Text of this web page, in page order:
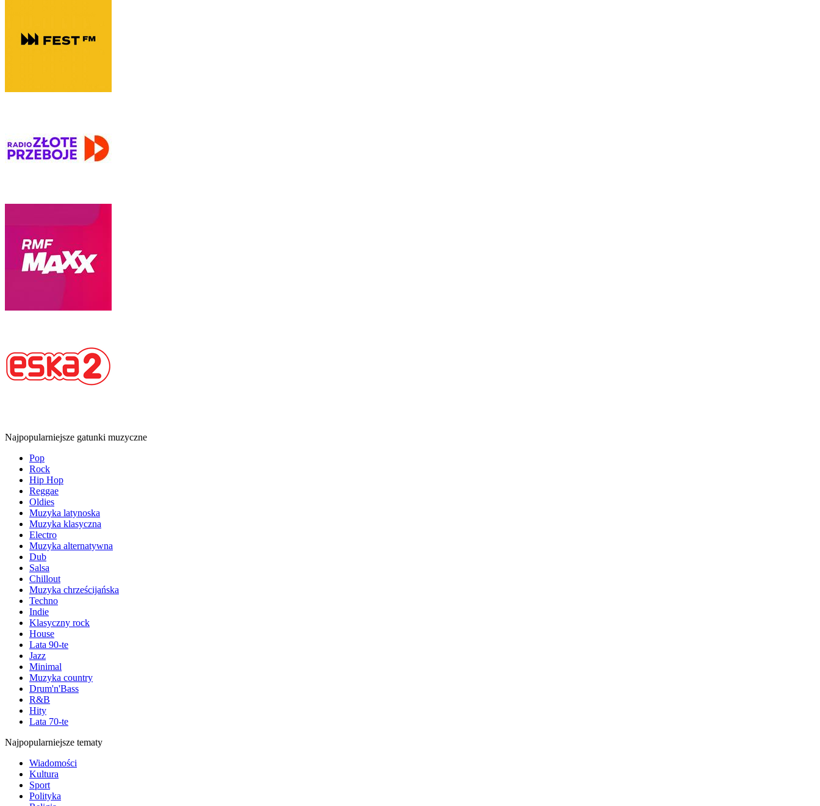
Najpopularniejsze gatunki muzyczne
Pop
Rock
Hip Hop
Reggae
Oldies
Muzyka latynoska
Muzyka klasyczna
Electro
Muzyka alternatywna
Dub
Salsa
Chillout
Muzyka chrześcijańska
Techno
Indie
Klasyczny rock
House
Lata 90-te
Jazz
Minimal
Muzyka country
Drum'n'Bass
R&B
Hity
Lata 70-te
Najpopularniejsze tematy
Wiadomości
Kultura
Sport
Polityka